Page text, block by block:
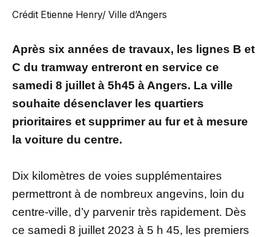
Crédit Etienne Henry/ Ville d’Angers
Après six années de travaux, les lignes B et
C du tramway entreront en service ce
samedi 8 juillet à 5h45 à Angers. La ville
souhaite désenclaver les quartiers
prioritaires et supprimer au fur et à mesure
la voiture du centre.
Dix kilomètres de voies supplémentaires
permettront à de nombreux angevins, loin du
centre-ville, d’y parvenir très rapidement. Dès
ce samedi 8 juillet 2023 à 5 h 45, les premiers